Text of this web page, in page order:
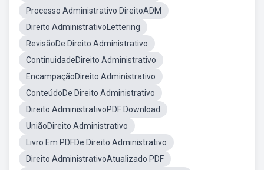
Processo Administrativo DireitoADM
Direito AdministrativoLettering
RevisãoDe Direito Administrativo
ContinuidadeDireito Administrativo
EncampaçãoDireito Administrativo
ConteúdoDe Direito Administrativo
Direito AdministrativoPDF Download
UniãoDireito Administrativo
Livro Em PDFDe Direito Administrativo
Direito AdministrativoAtualizado PDF